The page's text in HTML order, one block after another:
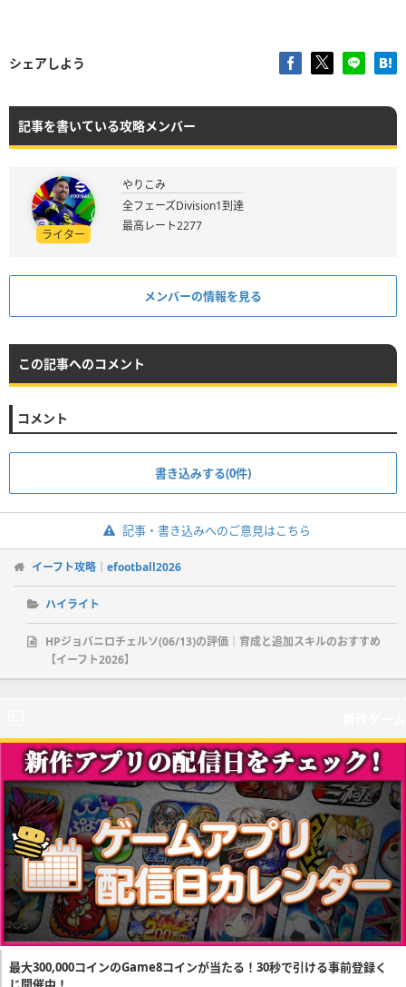
シェアしよう
記事を書いている攻略メンバー
ライター
やりこみ
全フェーズDivision1到達
最高レート2277
メンバーの情報を見る
この記事へのコメント
コメント
書き込みする(0件)
記事・書き込みへのご意見はこちら
イーフト攻略｜efootball2026
ハイライト
HPジョバニロチェルソ(06/13)の評価｜育成と追加スキルのおすすめ
【イーフト2026】
最大300,000コインのGame8コインが当たる！30秒で引ける事前登録く